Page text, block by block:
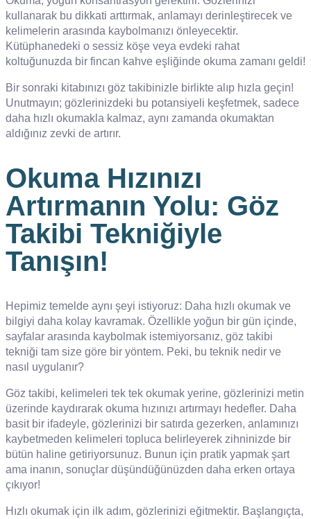
kullanarak bu dikkati arttırmak, anlamayı derinleştirecek ve
kelimelerin arasında kaybolmanızı önleyecektir.
Kütüphanedeki o sessiz köşe veya evdeki rahat
koltuğunuzda bir fincan kahve eşliğinde okuma zamanı geldi!
Bir sonraki kitabınızı göz takibinizle birlikte alıp hızla geçin!
Unutmayın; gözlerinizdeki bu potansiyeli keşfetmek, sadece
daha hızlı okumakla kalmaz, aynı zamanda okumaktan
aldığınız zevki de artırır.
Okuma Hızınızı
Artırmanın Yolu: Göz
Takibi Tekniğiyle
Tanışın!
Hepimiz temelde aynı şeyi istiyoruz: Daha hızlı okumak ve
bilgiyi daha kolay kavramak. Özellikle yoğun bir gün içinde,
sayfalar arasında kaybolmak istemiyorsanız, göz takibi
tekniği tam size göre bir yöntem. Peki, bu teknik nedir ve
nasıl uygulanır?
Göz takibi, kelimeleri tek tek okumak yerine, gözlerinizi metin
üzerinde kaydırarak okuma hızınızı artırmayı hedefler. Daha
basit bir ifadeyle, gözlerinizi bir satırda gezerken, anlamınızı
kaybetmeden kelimeleri topluca belirleyerek zihninizde bir
bütün haline getiriyorsunuz. Bunun için pratik yapmak şart
ama inanın, sonuçlar düşündüğünüzden daha erken ortaya
çıkıyor!
Hızlı okumak için ilk adım, gözlerinizi eğitmektir. Başlangıçta,